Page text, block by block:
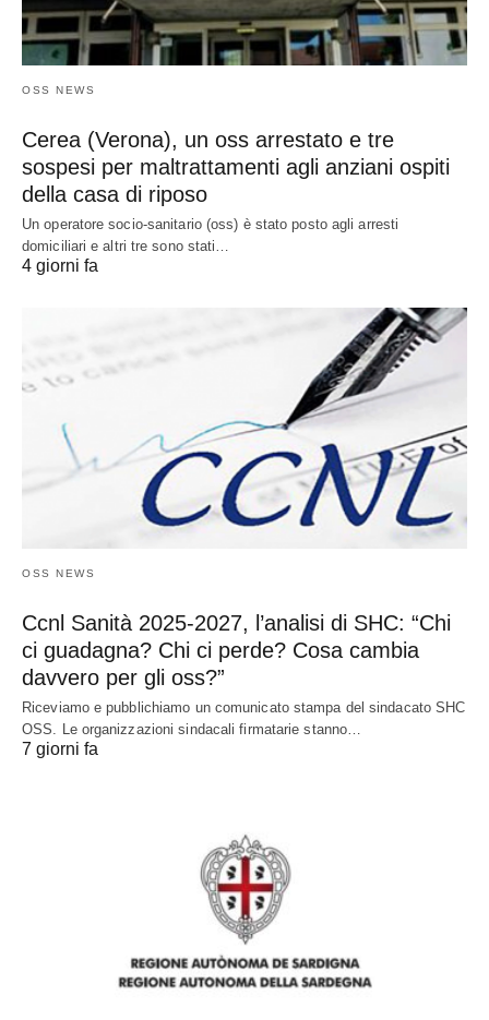
OSS NEWS
Cerea (Verona), un oss arrestato e tre
sospesi per maltrattamenti agli anziani ospiti
della casa di riposo
Un operatore socio-sanitario (oss) è stato posto agli arresti
domiciliari e altri tre sono stati…
4 giorni fa
OSS NEWS
Ccnl Sanità 2025-2027, l’analisi di SHC: “Chi
ci guadagna? Chi ci perde? Cosa cambia
davvero per gli oss?”
Riceviamo e pubblichiamo un comunicato stampa del sindacato SHC
OSS. Le organizzazioni sindacali firmatarie stanno…
7 giorni fa